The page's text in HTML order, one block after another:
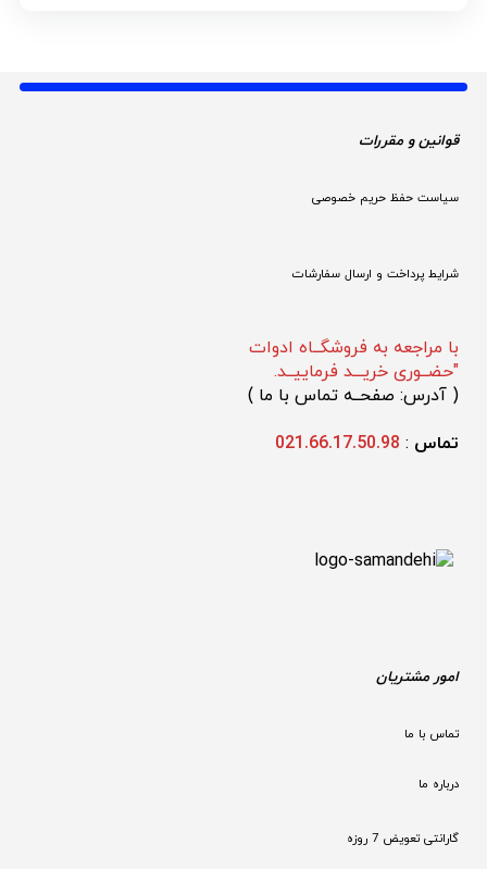
قوانین و مقررات
سیاست حفظ حریم خصوصی
شرایط پرداخت و ارسال سفارشات
با مراجعه به فروشگــاه ادوات
"حضــوری خریـــد فرماییــد.
( آدرس: صفحــه تماس با ما )
تماس :
021.66.17.50.98
امور مشتریان
تماس با ما
درباره ما
گارانتی تعویض 7 روزه